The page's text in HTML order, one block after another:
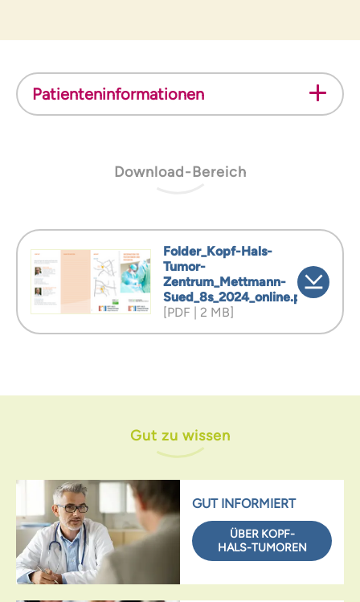
Patienteninformationen
Download-Bereich
Folder_Kopf-Hals-
Tumor-
Zentrum_Mettmann-
Sued_8s_2024_online.pdf
[PDF | 2 MB]
Gut zu wissen
GUT INFORMIERT
ÜBER KOPF-
HALS-TUMOREN